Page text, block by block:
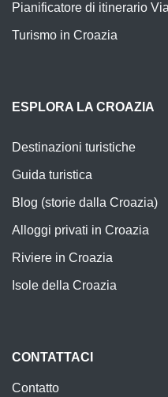
Pianificatore di itinerario
Turismo in Croazia
ESPLORA LA CROAZIA
Destinazioni turistiche
Guida turistica
Blog (storie dalla Croazia)
Alloggi privati in Croazia
Riviere in Croazia
Isole della Croazia
CONTATTACI
Contatto